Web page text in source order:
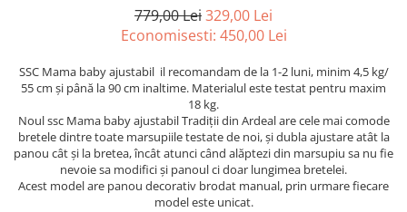
779,00 Lei329,00 Lei
Economisesti: 450,00 Lei
SSC Mama baby ajustabil il recomandam de la 1-2 luni, minim 4,5 kg/
55 cm și până la 90 cm inaltime. Materialul este testat pentru maxim
18 kg.
Noul ssc Mama baby ajustabil Tradiții din Ardeal are cele mai comode
bretele dintre toate marsupiile testate de noi, și dubla ajustare atât la
panou cât și la bretea, încât atunci când alăptezi din marsupiu sa nu fie
nevoie sa modifici și panoul ci doar lungimea bretelei.
Acest model are panou decorativ brodat manual, prin urmare fiecare
model este unicat.